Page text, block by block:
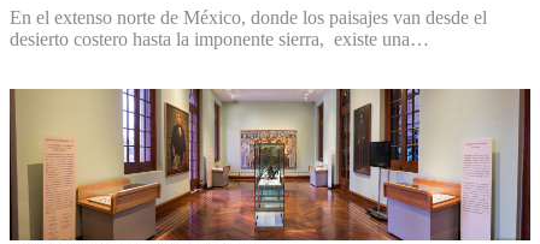
En el extenso norte de México, donde los paisajes van desde el
desierto costero hasta la imponente sierra, existe una…